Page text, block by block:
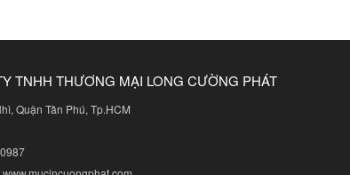
TNHH THƯƠNG MẠI LONG CƯỜNG PHÁT
Quận Tân Phú, Tp.HCM